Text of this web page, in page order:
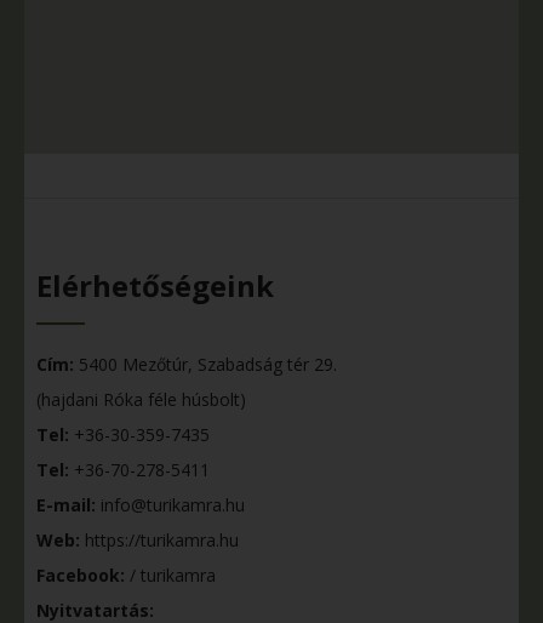
Elérhetőségeink
Cím: 5400 Mezőtúr, Szabadság tér 29.
(hajdani Róka féle húsbolt)
Tel: +36-30-359-7435
Tel: +36-70-278-5411
E-mail: info@turikamra.hu
Web: https://turikamra.hu
Facebook: / turikamra
Nyitvatartás: